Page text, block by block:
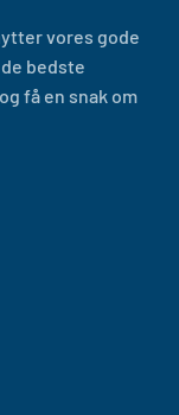
vores gode
bedste
få en snak om